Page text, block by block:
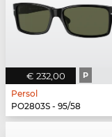
€ 232,00 P
Persol
PO2803S - 95/58